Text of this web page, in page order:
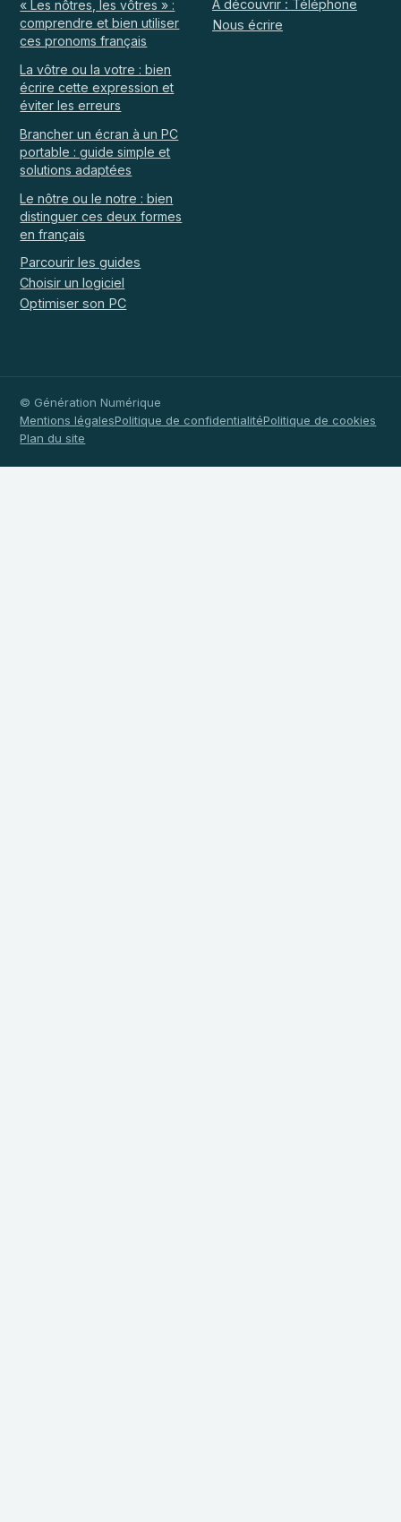
« Les nôtres, les vôtres » :
comprendre et bien utiliser
ces pronoms français
La vôtre ou la votre : bien
écrire cette expression et
éviter les erreurs
Brancher un écran à un PC
portable : guide simple et
solutions adaptées
Le nôtre ou le notre : bien
distinguer ces deux formes
en français
Parcourir les guides
Choisir un logiciel
Optimiser son PC
À découvrir : Téléphone
Nous écrire
© Génération Numérique
Mentions légalesPolitique de confidentialitéPolitique de cookies
Plan du site